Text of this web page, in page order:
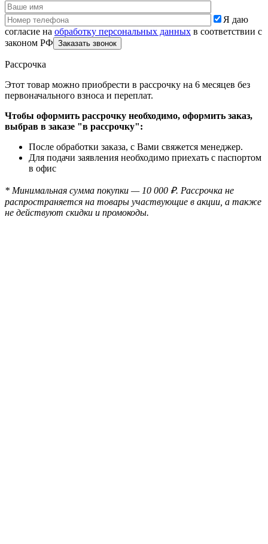
Я даю
согласие на обработку персональных данных в соответствии с
законом РФ
Рассрочка
Этот товар можно приобрести в рассрочку на 6 месяцев без
первоначального взноса и переплат.
Чтобы оформить рассрочку необходимо, оформить заказ,
выбрав в заказе "в рассрочку":
После обработки заказа, с Вами свяжется менеджер.
Для подачи заявления необходимо приехать с паспортом
в офис
* Минимальная сумма покупки — 10 000 ₽. Рассрочка не
распространяется на товары участвующие в акции, а также
не действуют скидки и промокоды.